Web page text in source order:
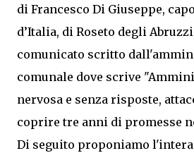
di Francesco Di Giuseppe,
d’Italia, di Roseto degli
comunicato scritto
comunale dove scrive
nervosa e senza risposte,
coprire tre anni di promesse
Di seguito proponiamo